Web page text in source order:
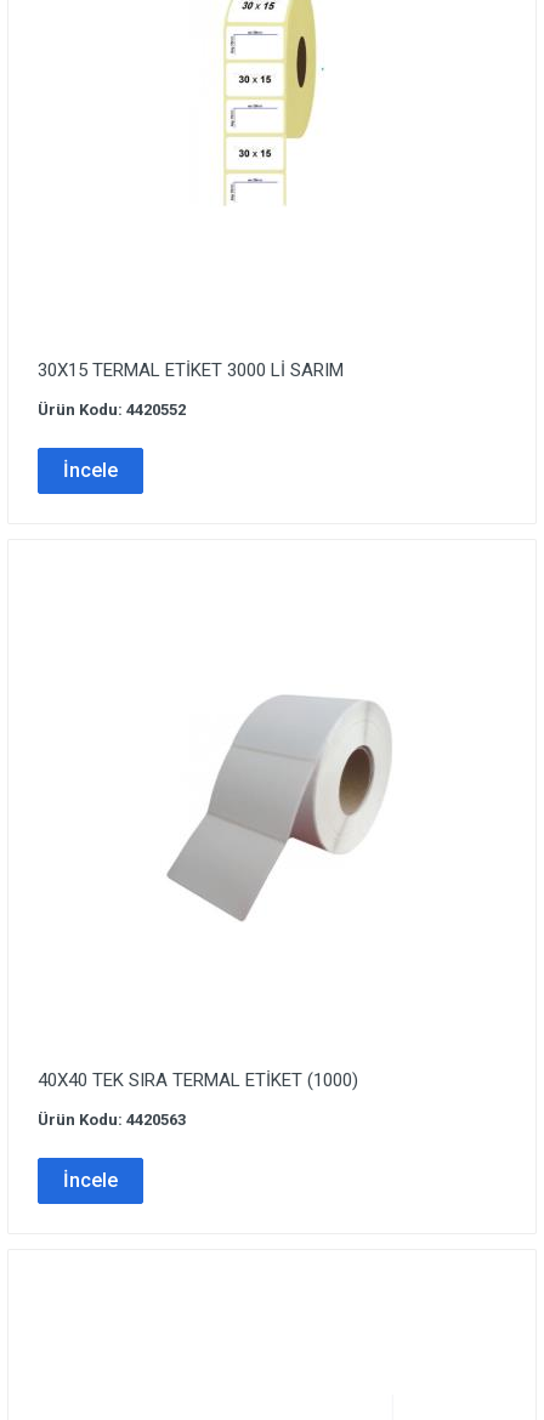
30X15 TERMAL ETİKET 3000 Lİ SARIM
Ürün Kodu: 4420552
İncele
40X40 TEK SIRA TERMAL ETİKET (1000)
Ürün Kodu: 4420563
İncele